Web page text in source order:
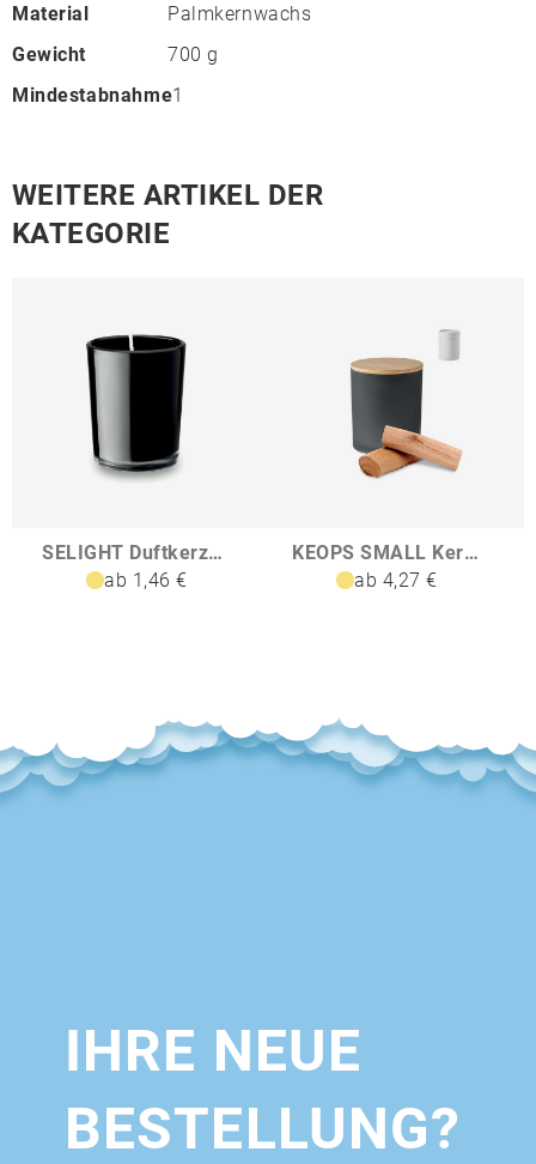
Material
Palmkernwachs
Gewicht
700 g
Mindestabnahme1
WEITERE ARTIKEL DER
KATEGORIE
SELIGHT Duftkerze im Glas
ab 1,46 €
KEOPS SMALL Kerze im Glas 120 g
ab 4,27 €
IHRE NEUE
BESTELLUNG?